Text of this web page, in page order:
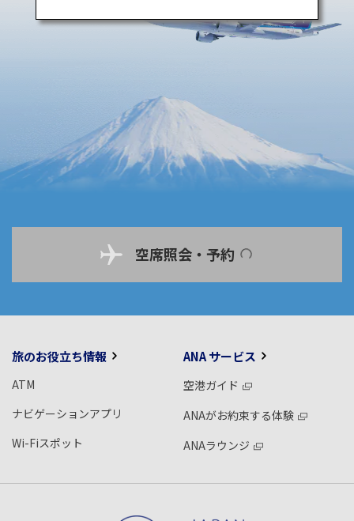
空席照会・予約
旅のお役立ち情報
ATM
ナビゲーションアプリ
Wi-Fiスポット
ANA サービス
空港ガイド
ANAがお約束する体験
ANAラウンジ